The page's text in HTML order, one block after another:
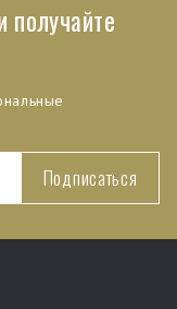
получайте
Подписаться